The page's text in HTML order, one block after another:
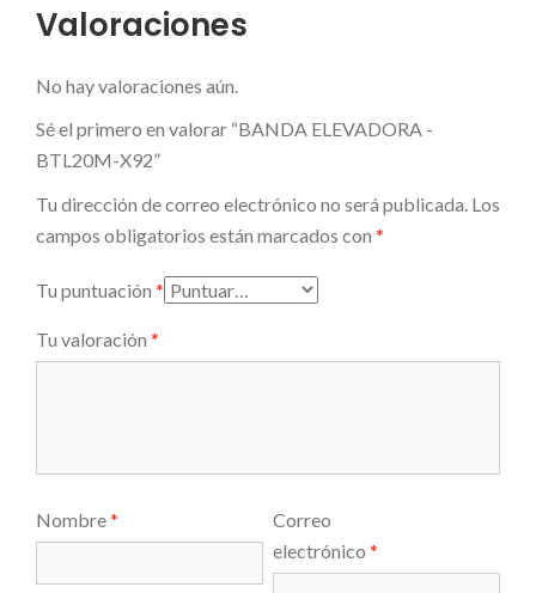
Valoraciones
No hay valoraciones aún.
Sé el primero en valorar “BANDA ELEVADORA -
BTL20M-X92”
Tu dirección de correo electrónico no será publicada. Los
campos obligatorios están marcados con *
Tu puntuación *
Tu valoración *
Nombre*
Correo
electrónico *